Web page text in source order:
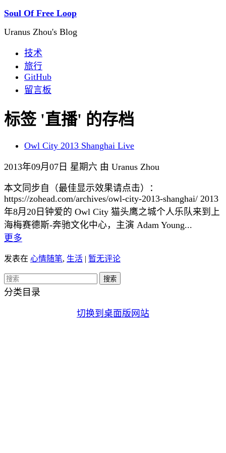
Soul Of Free Loop
Uranus Zhou's Blog
技术
旅行
GitHub
留言板
标签 '直播' 的存档
Owl City 2013 Shanghai Live
2013年09月07日 星期六 由 Uranus Zhou
本文同步自（最佳显示效果请点击）：
https://zohead.com/archives/owl-city-2013-shanghai/ 2013
年8月20日钟爱的 Owl City 猫头鹰之城个人乐队来到上
海梅赛德斯-奔驰文化中心，主演 Adam Young...
更多
发表在 心情随笔, 生活 | 暂无评论
分类目录
切换到桌面版网站